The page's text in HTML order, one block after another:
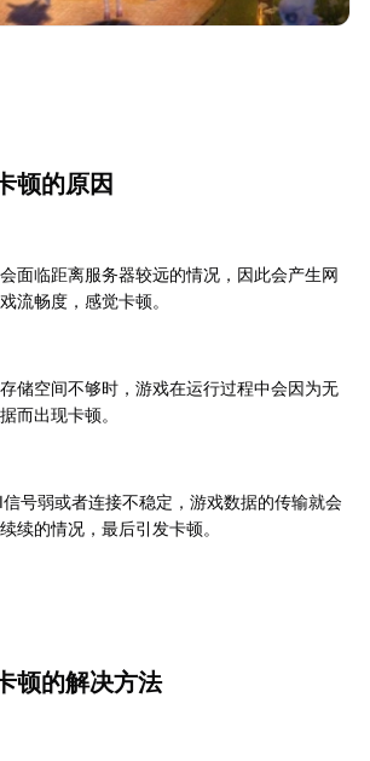
顿的原因
面临距离服务器较远的情况，因此会产生网
流畅度，感觉卡顿。
储空间不够时，游戏在运行过程中会因为无
而出现卡顿。
号弱或者连接不稳定，游戏数据的传输就会
续的情况，最后引发卡顿。
顿的解决方法